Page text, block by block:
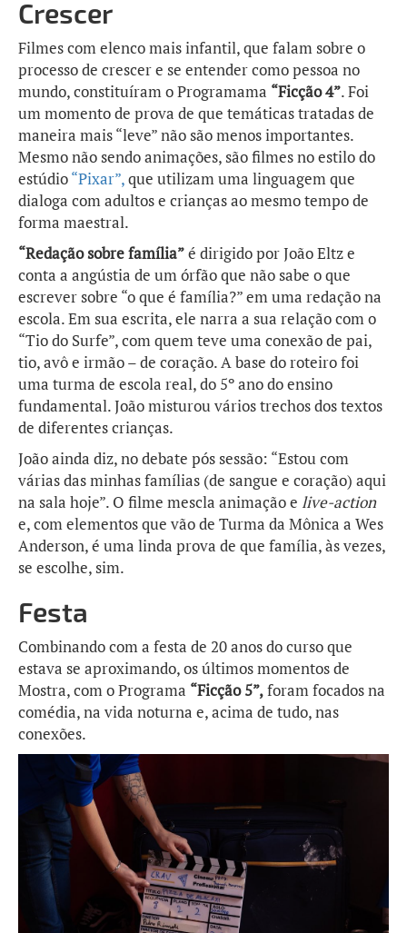
Crescer
Filmes com elenco mais infantil, que falam sobre o
processo de crescer e se entender como pessoa no
mundo, constituíram o Programama “Ficção 4”. Foi
um momento de prova de que temáticas tratadas de
maneira mais “leve” não são menos importantes.
Mesmo não sendo animações, são filmes no estilo do
estúdio“Pixar”,que utilizam uma linguagem que
dialoga com adultos e crianças ao mesmo tempo de
forma maestral.
“Redação sobre família”é dirigido por João Eltz e
conta a angústia de um órfão que não sabe o que
escrever sobre “o que é família?” em uma redação na
escola. Em sua escrita, ele narra a sua relação com o
“Tio do Surfe”, com quem teve uma conexão de pai,
tio, avô e irmão – de coração. A base do roteiro foi
uma turma de escola real, do 5º ano do ensino
fundamental. João misturou vários trechos dos textos
de diferentes crianças.
João ainda diz, no debate pós sessão: “Estou com
várias das minhas famílias (de sangue e coração) aqui
na sala hoje”. O filme mescla animação e live-action
e, com elementos que vão de Turma da Mônica a Wes
Anderson, é uma linda prova de que família, às vezes,
se escolhe, sim.
Festa
Combinando com a festa de 20 anos do curso que
estava se aproximando, os últimos momentos de
Mostra, com o Programa “Ficção 5”,foram focados na
comédia, na vida noturna e, acima de tudo, nas
conexões.